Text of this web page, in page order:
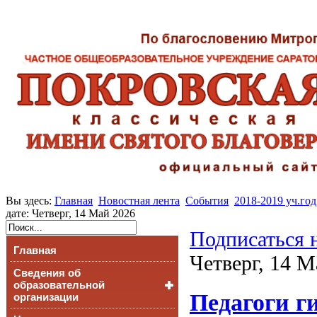
Вы здесь: Главная Новостная лента События 2018-2019 уч.год
дате: Четверг, 14 Май 2026
Главная
Сведения об
образовательной
организации
Подписаться
Четверг, 14
Педагоги